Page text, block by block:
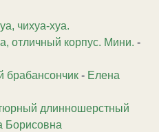
чихуа-хуа.
отличный корпус. Мини. -
брабансончик - Елена
длинношерстный
Борисовна